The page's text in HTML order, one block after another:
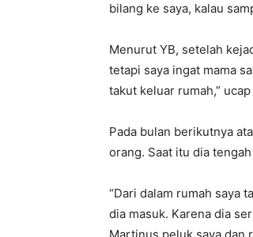
bilang ke saya, kalau
Menurut YB, setelah
tetapi saya ingat mama
takut keluar rumah,”
Pada bulan berikutnya
orang. Saat itu dia
“Dari dalam rumah saya
dia masuk. Karena dia